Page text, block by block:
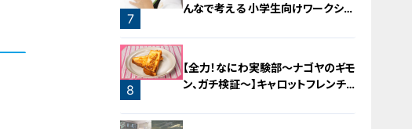
6
7
んなで考える 小学生向けワークショ
8
【全力！なにわ実験部～ナゴヤのギモ
ン、ガチ検証～】キャロットフレンチ